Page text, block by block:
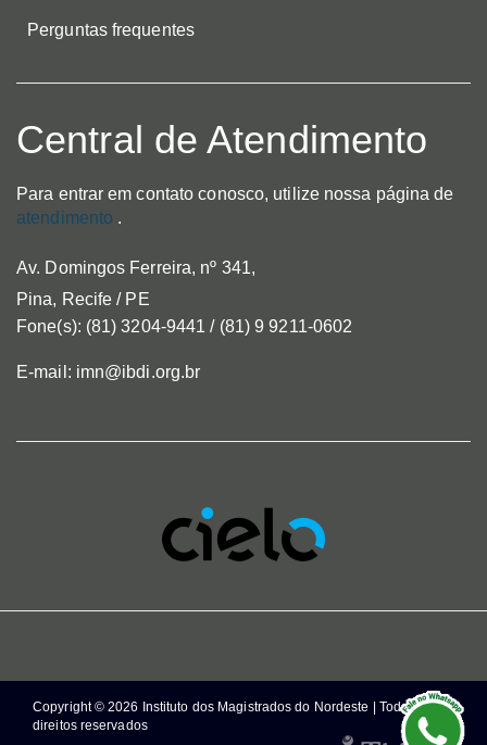
Perguntas frequentes
Central de Atendimento
Para entrar em contato conosco, utilize nossa página de
atendimento .
Av. Domingos Ferreira, nº 341,
Pina, Recife / PE
Fone(s): (81) 3204-9441 / (81) 9 9211-0602
E-mail: imn@ibdi.org.br
Copyright © 2026 Instituto dos Magistrados do Nordeste | Todos os
direitos reservados